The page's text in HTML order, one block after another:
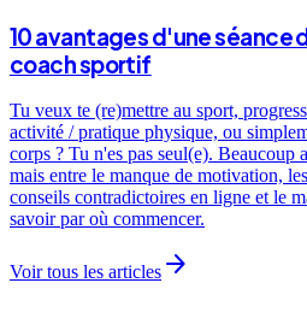
10 avantages d'une séance
coach sportif
Tu veux te (re)mettre au sport,
activité / pratique physique, ou
corps ? Tu n'es pas seul(e). Beaucoup
mais entre le manque de motivation,
conseils contradictoires en ligne et le
savoir par où commencer.
Voir tous les articles arrow_forward